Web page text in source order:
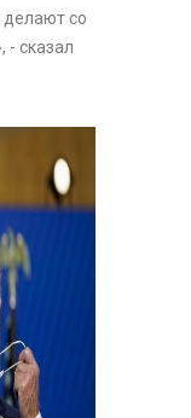
делают со
- сказал